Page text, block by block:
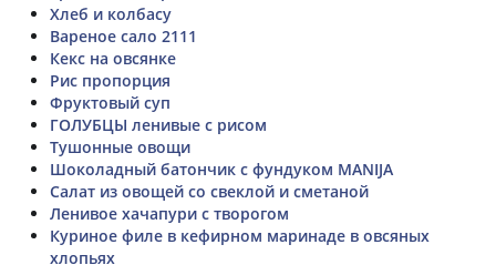
Хлеб и колбасу
Вареное сало 2111
Кекс на овсянке
Рис пропорция
Фруктовый суп
ГОЛУБЦЫ ленивые с рисом
Тушонные овощи
Шоколадный батончик с фундуком MANIJA
Салат из овощей со свеклой и сметаной
Ленивое хачапури с творогом
Куриное филе в кефирном маринаде в овсяных
хлопьях